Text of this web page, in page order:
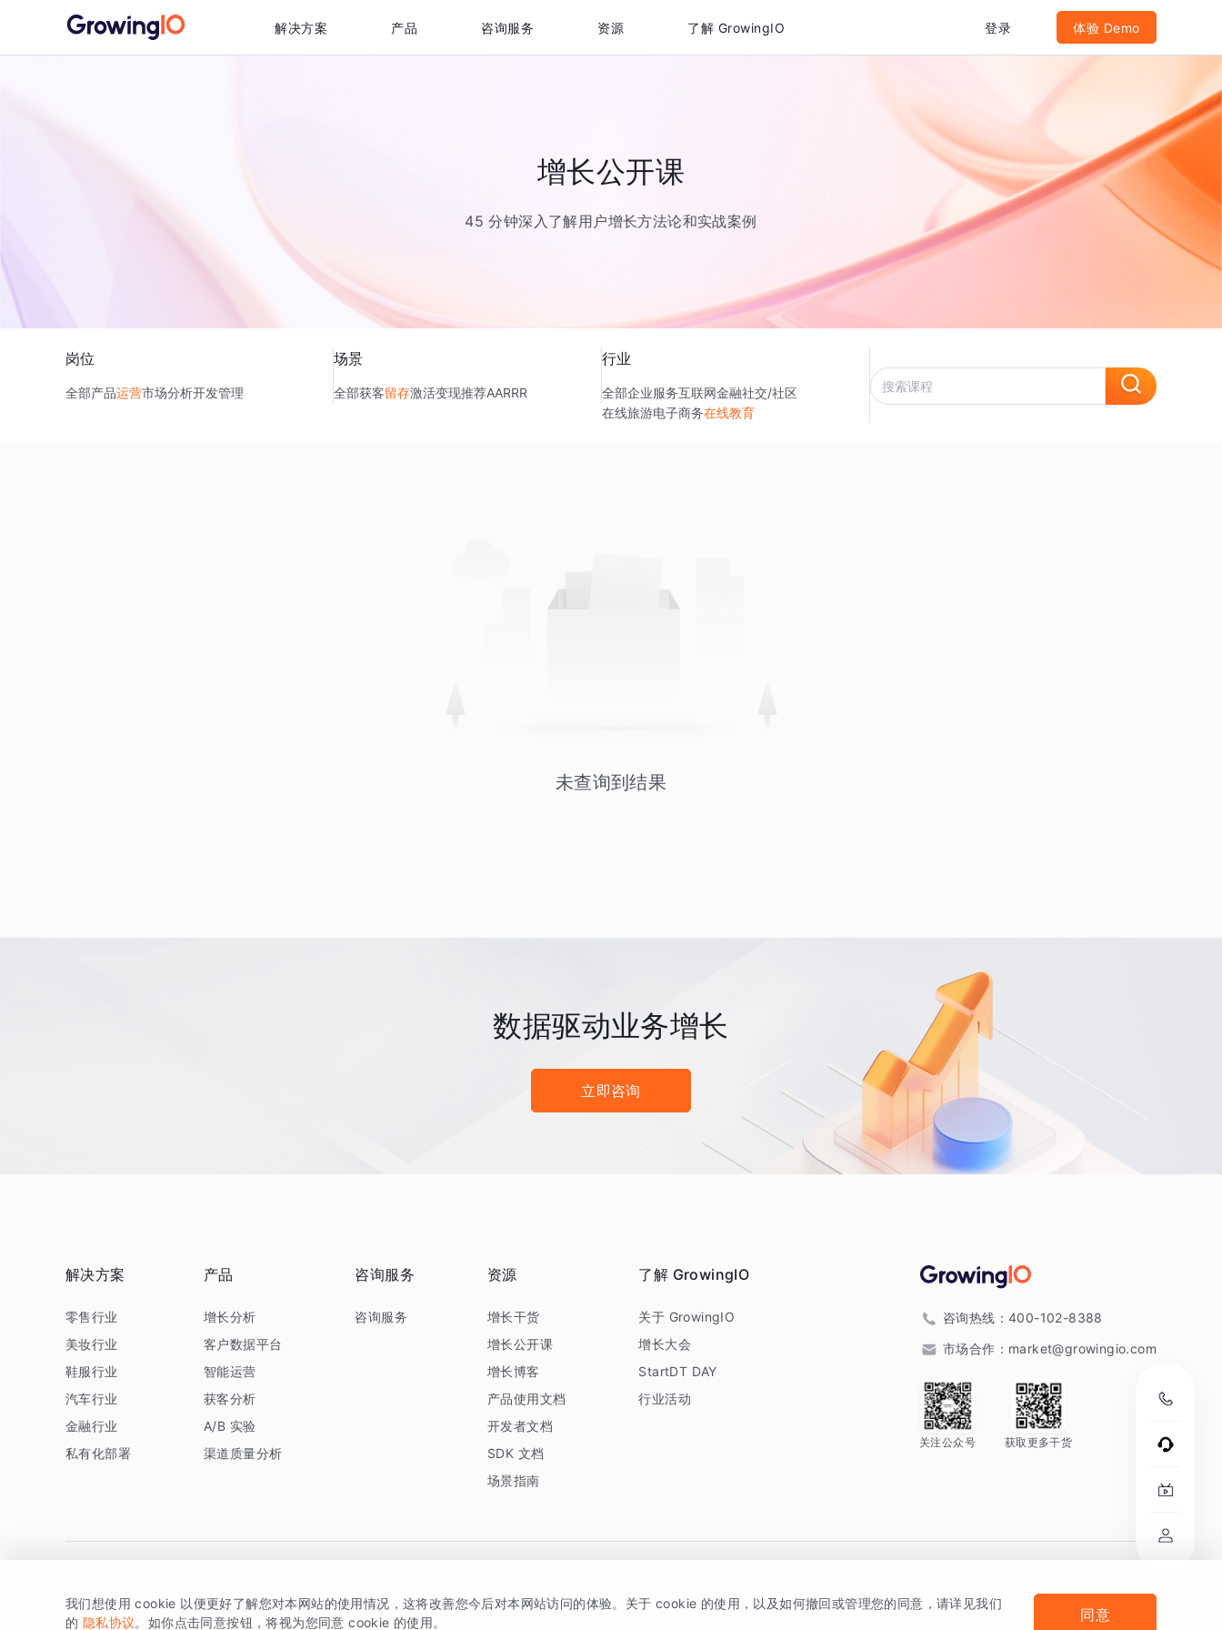
解决方案 产品 咨询服务 资源 了解 GrowingIO 登录 体验 Demo
增长公开课
45 分钟深入了解用户增长方法论和实战案例
岗位
全部产品运营市场分析开发管理
场景
全部获客留存激活变现推荐AARRR
行业
全部企业服务互联网金融社交/社区
在线旅游电子商务在线教育
未查询到结果
数据驱动业务增长
立即咨询
解决方案
零售行业
美妆行业
鞋服行业
汽车行业
金融行业
私有化部署
产品
增长分析
客户数据平台
智能运营
获客分析
A/B 实验
渠道质量分析
咨询服务
咨询服务
资源
增长干货
增长公开课
增长博客
产品使用文档
开发者文档
SDK 文档
场景指南
了解 GrowingIO
关于 GrowingIO
增长大会
StartDT DAY
行业活动
咨询热线： 400-102-8388
市场合作： market@growingio.com
关注公众号 获取更多干货
版权所有 © 北京易数科技有限公司SDK相关说明 京ICP备15038330号 法律声明及隐私条款
我们想使用 cookie 以便更好了解您对本网站的使用情况，这将改善您今后对本网站访问的体验。关于 cookie 的使用，以及如何撤回或管理您的同意，请详见我们
的 隐私协议。如你点击同意按钮，将视为您同意 cookie 的使用。 同意